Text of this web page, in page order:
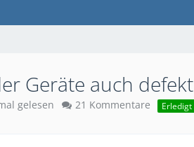
Geräte auch defekt
gelesen 21 Kommentare Erledigt